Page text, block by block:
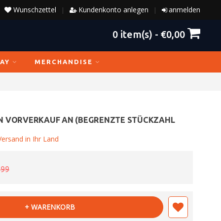
anmelden
|
Kundenkonto anlegen
|
Wunschzettel
0 item(s) - €0,00
MERCHANDISE
VORVERKAUF AN (BEGRENZTE STÜCKZAHL
in Ihr Land
+ WARENKORB